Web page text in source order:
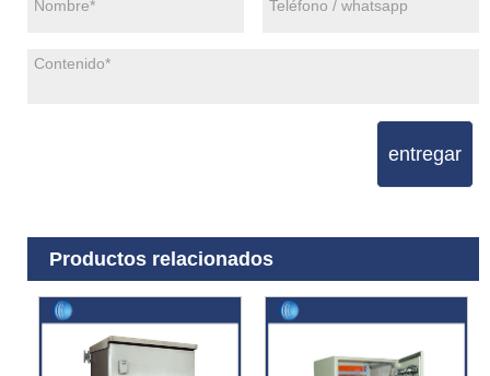
entregar
Productos relacionados